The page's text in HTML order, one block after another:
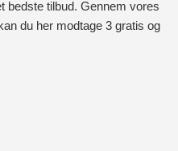
bedste tilbud. Gennem vores
du her modtage 3 gratis og